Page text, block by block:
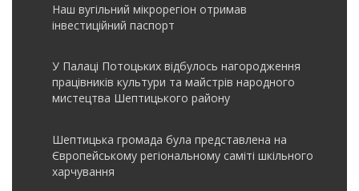
Наш вугільний мікрорегіон отримав
інвеcтиційний паспорт
У Палаці Потоцьких відбулось нагородження
працівників культури та майстрів народного
мистецтва Шептицького району
Шептицька громада була представлена на
Європейському регіональному саміті шкільного
харчування